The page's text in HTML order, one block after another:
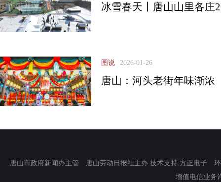
冰雪春天丨唐山山里各庄
图说 2026-01-26
唐山：河头老街年味渐浓
唐山市政府新闻办主管 唐山劳动日报社主办 技术支持:方正电子
增值电信业务